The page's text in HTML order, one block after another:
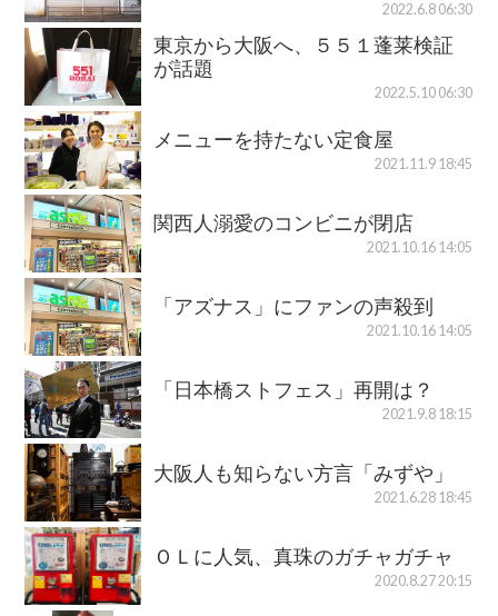
2022.6.8 06:30
東京から大阪へ、５５１蓬莱検証
が話題
2022.5.10 06:30
メニューを持たない定食屋
2021.11.9 18:45
関西人溺愛のコンビニが閉店
2021.10.16 14:05
「アズナス」にファンの声殺到
2021.10.16 14:05
「日本橋ストフェス」再開は？
2021.9.8 18:15
大阪人も知らない方言「みずや」
2021.6.28 18:45
ＯＬに人気、真珠のガチャガチャ
2020.8.27 20:15